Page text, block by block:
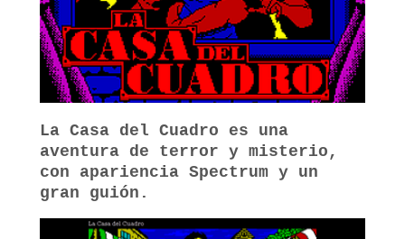
La Casa del Cuadro es una
aventura de terror y misterio,
con apariencia Spectrum y un
gran guión.